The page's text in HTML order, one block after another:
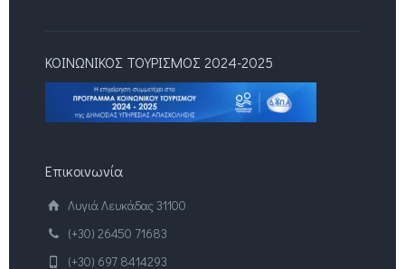
ΚΟΙΝΩΝΙΚΟΣ ΤΟΥΡΙΣΜΟΣ 2024-2025
Επικοινωνία
Λυγιά Λευκάδας 31100
(+30) 26450 71683
(+30) 697 8414293